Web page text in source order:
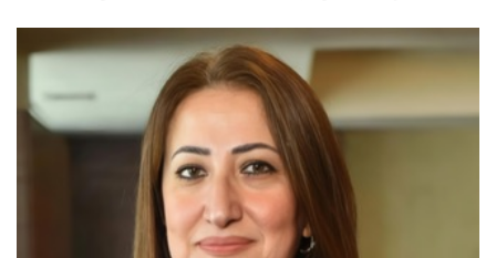
إلكترونيا